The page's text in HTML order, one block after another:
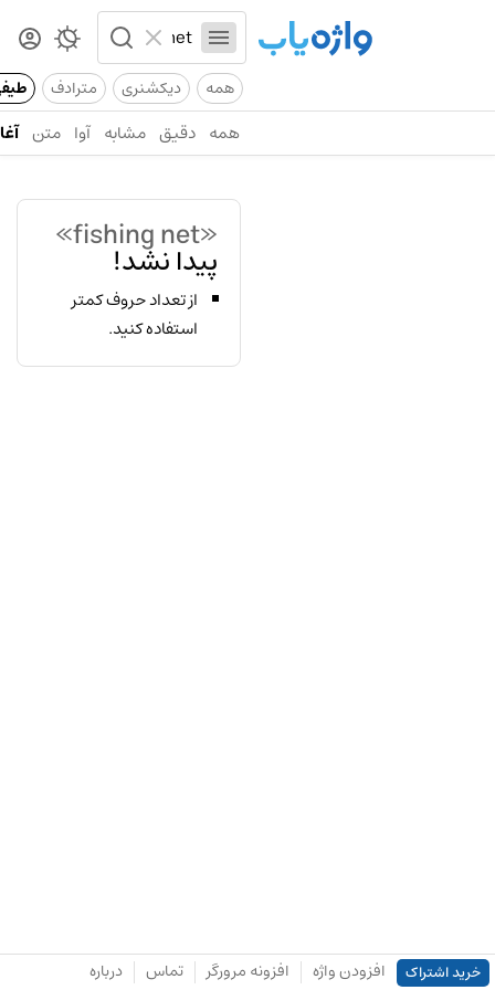
همه دیکشنری مترادف
همه دقیق مشابه آوا متن
«fishing net»
پیدا نشد!
از تعداد حروف کمتر
استفاده کنید.
خرید اشتراک افزودن واژه افزونه مرورگر تماس درباره